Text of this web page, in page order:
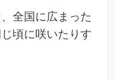
全国に広まった
頃に咲いたりす